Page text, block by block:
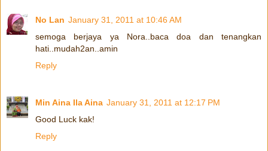
No Lan January 31, 2011 at 10:46 AM
semoga berjaya ya Nora..baca doa dan tenangkan
hati..mudah2an..amin
Reply
Min Aina Ila Aina January 31, 2011 at 12:17 PM
Good Luck kak!
Reply